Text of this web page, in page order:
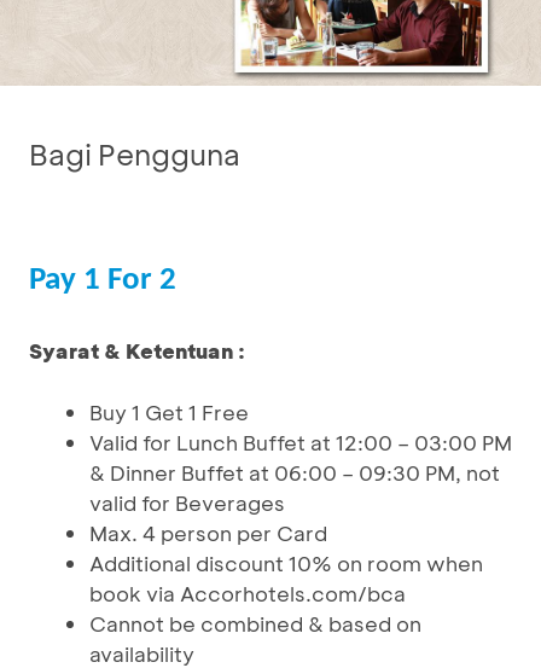
Bagi Pengguna
Pay 1 For 2
Syarat & Ketentuan :
Buy 1 Get 1 Free
Valid for Lunch Buffet at 12:00 – 03:00 PM
& Dinner Buffet at 06:00 – 09:30 PM, not
valid for Beverages
Max. 4 person per Card
Additional discount 10% on room when
book via Accorhotels.com/bca
Cannot be combined & based on
availability